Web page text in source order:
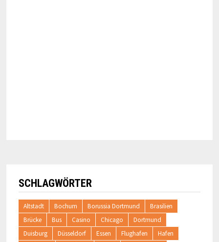
SCHLAGWÖRTER
Altstadt Bochum Borussia Dortmund
Brasilien
Brücke
Bus Casino Chicago
Dortmund
Duisburg
Düsseldorf Essen Flughafen
Hafen